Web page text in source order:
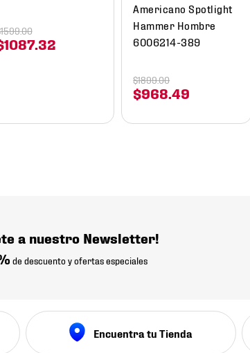
1087. 32
1599.00
Americano Spotlight
Hammer Hombre
6006214-389
$968 .49
$1899.00
a nuestro Newsletter!
de descuento y ofertas especiales
Encuentra tu Tienda